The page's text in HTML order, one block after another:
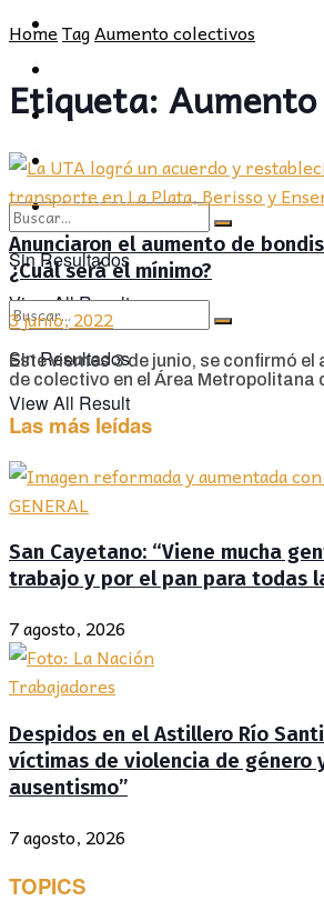
CULTURA
Sin Resultados
View All Result
PROVINCIA
SOCIEDAD
CULTURA
OPINIÓN
Sin Resultados
View All Result
HomeTagAumento colectivos
Etiqueta:
Anunciaron el aumento de
¿Cuál será el mínimo?
3 junio, 2022
Este viernes 3 de junio, se confirmó el
de colectivo en el Área Metropolitana
Las más leídas
GENERAL
San Cayetano: “Viene mucha
trabajo y por el pan para todas
7 agosto, 2026
Trabajadores
Despidos en el Astillero Río
víctimas de violencia de género
ausentismo”
7 agosto, 2026
TOPICS